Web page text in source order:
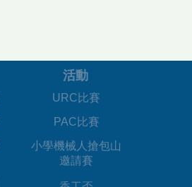
活動
URC比賽
PAC比賽
​小學機械人搶包山
邀請賽